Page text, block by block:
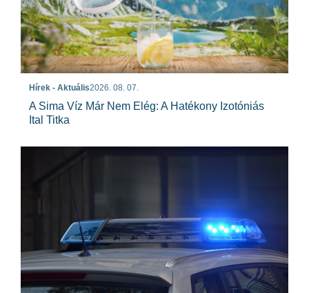
Hírek - Aktuális2026. 08. 07.
A Sima Víz Már Nem Elég: A Hatékony Izotóniás
Ital Titka